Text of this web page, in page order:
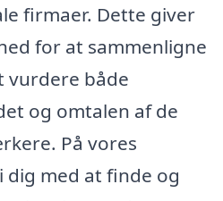
firmaer. Dette giver
for at sammenligne
vurdere både
og omtalen af de
På vores
med at finde og